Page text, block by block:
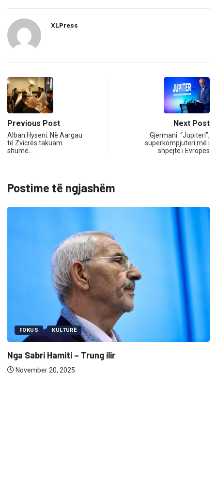
XLPress
Previous Post
Alban Hyseni: Në Aargau
të Zvicrës takuam
shumë…
Next Post
Gjermani: “Jupiteri”,
superkompjuteri më i
shpejtë i Evropës
Postime të ngjashëm
FOKUS
A është Artana ( Novo